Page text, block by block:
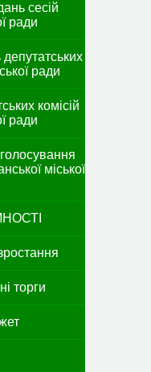
сесій
ради
депутатських
ради
комісій
ради
міської
торги